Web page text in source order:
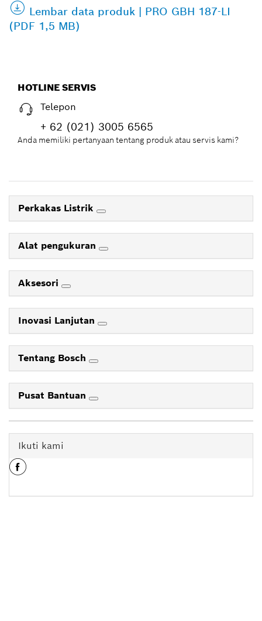
Lembar data produk | PRO GBH 187-LI
(PDF 1,5 MB)
HOTLINE SERVIS
Telepon
+ 62 (021) 3005 6565
Anda memiliki pertanyaan tentang produk atau servis kami?
Perkakas Listrik
Alat pengukuran
Aksesori
Inovasi Lanjutan
Tentang Bosch
Pusat Bantuan
Ikuti kami